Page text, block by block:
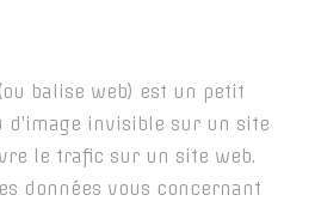
balise web) est un petit
d’image invisible sur un site
le trafic sur un site web.
données vous concernant